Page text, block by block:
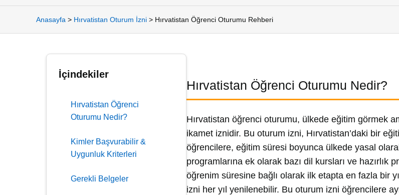
Anasayfa > Hırvatistan Oturum İzni > Hırvatistan Öğrenci Oturumu Rehberi
İçindekiler
Hırvatistan Öğrenci
Oturumu Nedir?
Kimler Başvurabilir &
Uygunluk Kriterleri
Gerekli Belgeler
Hırvatistan Öğrenci Oturumu Nedir?
Hırvatistan öğrenci oturumu, ülkede eğitim görmek
ikamet iznidir. Bu oturum izni, Hırvatistan’daki bir
öğrencilere, eğitim süresi boyunca ülkede yasal
programlarına ek olarak bazı dil kursları ve
öğrenim süresine bağlı olarak ilk etapta en fazla bir
izni her yıl yenilenebilir. Bu oturum izni öğrencilere